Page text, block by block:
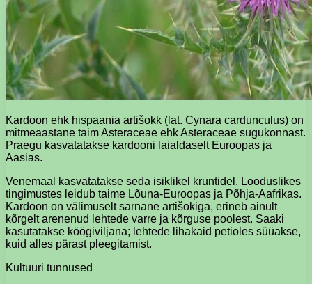
Kardoon ehk hispaania artišokk (lat. Cynara cardunculus) on
mitmeaastane taim Asteraceae ehk Asteraceae sugukonnast.
Praegu kasvatatakse kardooni laialdaselt Euroopas ja
Aasias.
Venemaal kasvatatakse seda isiklikel kruntidel. Looduslikes
tingimustes leidub taime Lõuna-Euroopas ja Põhja-Aafrikas.
Kardoon on välimuselt sarnane artišokiga, erineb ainult
kõrgelt arenenud lehtede varre ja kõrguse poolest. Saaki
kasutatakse köögiviljana; lehtede lihakaid petioles süüakse,
kuid alles pärast pleegitamist.
Kultuuri tunnused